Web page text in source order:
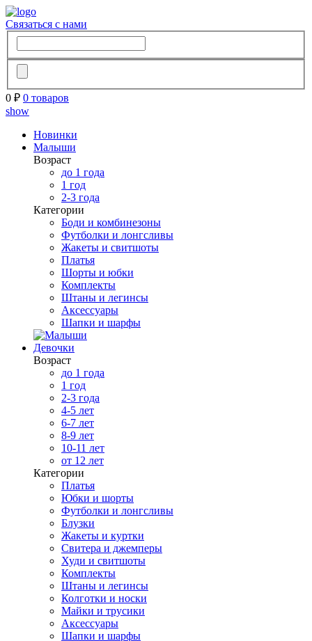
Связаться с нами
0 ₽ 0 товаров
show
Новинки
Малыши
Возраст
до 1 года
1 год
2-3 года
Категории
Боди и комбинезоны
Футболки и лонгсливы
Жакеты и свитшоты
Платья
Шорты и юбки
Комплекты
Штаны и легинсы
Аксессуары
Шапки и шарфы
Девочки
Возраст
до 1 года
1 год
2-3 года
4-5 лет
6-7 лет
8-9 лет
10-11 лет
от 12 лет
Категории
Платья
Юбки и шорты
Футболки и лонгсливы
Блузки
Жакеты и куртки
Свитера и джемперы
Худи и свитшоты
Комплекты
Штаны и легинсы
Колготки и носки
Майки и трусики
Аксессуары
Шапки и шарфы